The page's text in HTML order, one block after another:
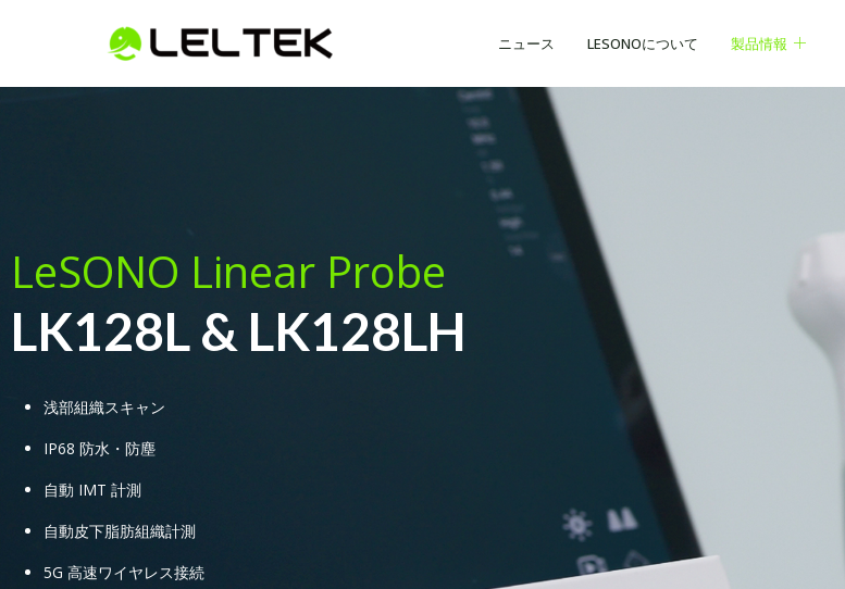
ニュース LESONOについて 製品情報
LeSONO Linear Probe
LK128L & LK128LH
浅部組織スキャン
IP68 防水・防塵
自動 IMT 計測
自動皮下脂肪組織計測
5G 高速ワイヤレス接続